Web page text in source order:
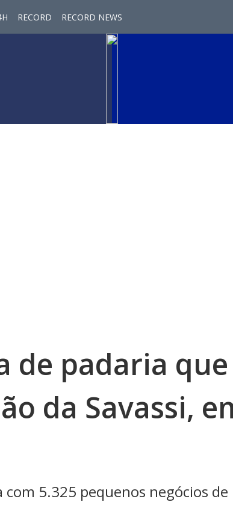
RECORD RECORD NEWS
de padaria que
da Savassi,
5.325 pequenos negócios de